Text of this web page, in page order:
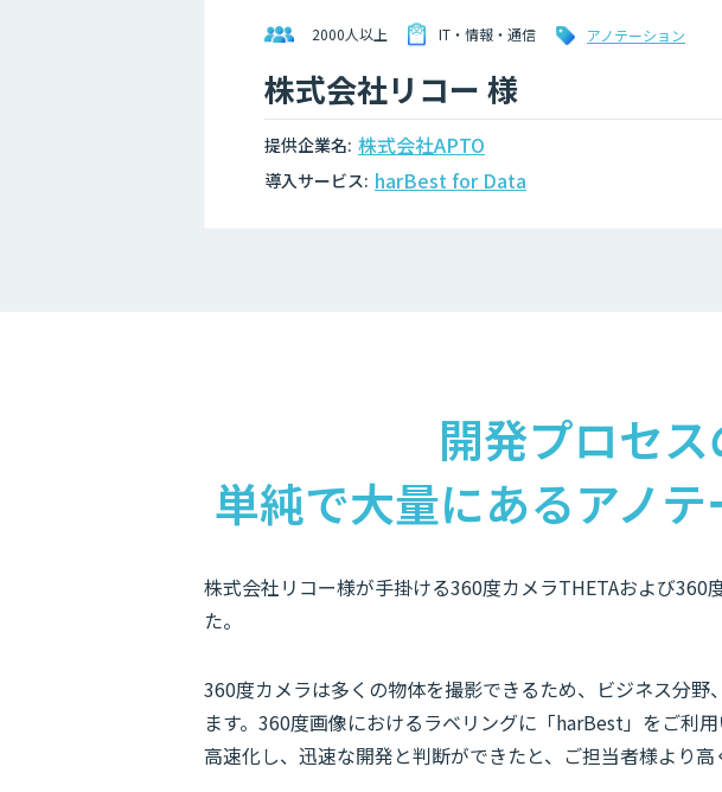
2000人以上 IT・情報・通信 アノテーション
株式会社リコー 様
提供企業名: 株式会社APTO
導入サービス: harBest for Data
開発プロセス
単純で大量にあるアノ
株式会社リコー様が手掛ける360度カメラTHETAおよび
た。
360度カメラは多くの物体を撮影できるため、ビジネス分
ます。360度画像におけるラベリングに「harBest」をご利
高速化し、迅速な開発と判断ができたと、ご担当者様より高